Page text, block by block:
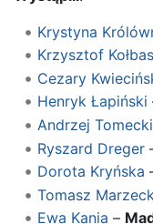
Krystyna
Krzysztof
Cezary
Henryk Łapiński
Andrzej Tomecki
Ryszard Dreger
Dorota Kryńska
Tomasz
Ewa Kania –